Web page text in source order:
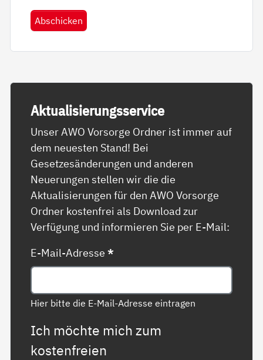
Abschicken
Ak­tua­li­sie­rungs­ser­vice
Unser AWO Vorsorge Ordner ist immer auf
dem neuesten Stand! Bei
Gesetzesänderungen und anderen
Neuerungen stellen wir die die
Aktualisierungen für den AWO Vorsorge
Ordner kostenfrei als Download zur
Verfügung und informieren Sie per E-Mail:
E-Mail-Adresse*
Hier bitte die E-Mail-Adresse eintragen
Ich möchte mich zum
kostenfreien